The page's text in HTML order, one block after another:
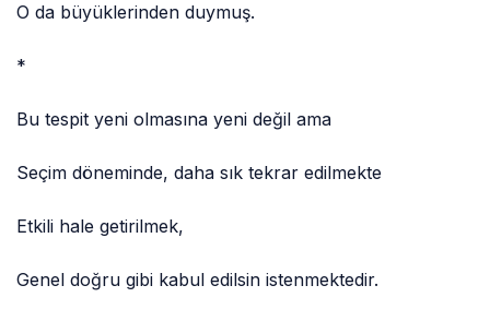
O da büyüklerinden duymuş.
*
Bu tespit yeni olmasına yeni değil ama
Seçim döneminde, daha sık tekrar edilmekte
Etkili hale getirilmek,
Genel doğru gibi kabul edilsin istenmektedir.